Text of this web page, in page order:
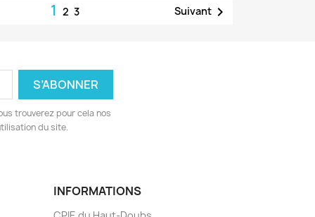
123 Suivant
trouverez pour cela nos
du site.
INFORMATIONS